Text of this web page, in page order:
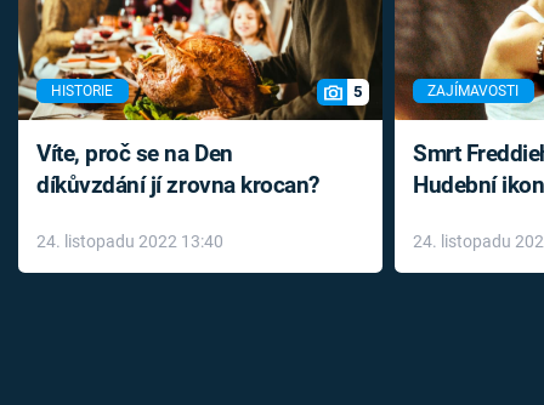
HISTORIE 5
Víte, proč se na Den
díkůvzdání jí zrovna krocan?
24. listopadu 2022 13:40
ZAJÍMAVOSTI
Smrt
Hudební
léky
24. listopadu